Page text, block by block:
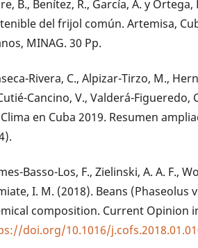
B., Benítez, R., García, A. y
del frijol común. Artemisa,
MINAG. 30 Pp.
Rivera, C., Alpizar-Tirzo, M.,
Cancino, V., Valderá-Figueredo,
en Cuba 2019. Resumen
Basso-Los, F., Zielinski, A. A. F.,
I. M. (2018). Beans
composition. Current Opinion
doi.org/10.1016/